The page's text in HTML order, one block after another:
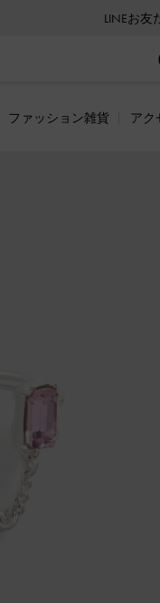
LINEお
ファッション雑貨 アク